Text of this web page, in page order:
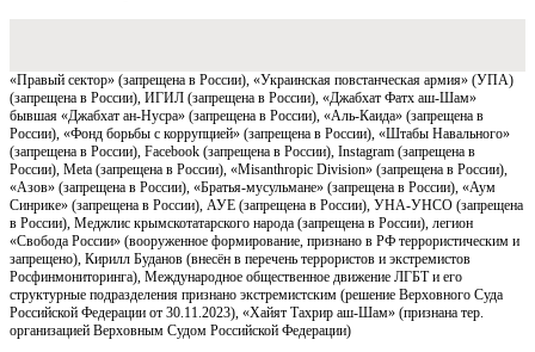
«Правый сектор» (запрещена в России), «Украинская повстанческая армия» (УПА)
(запрещена в России), ИГИЛ (запрещена в России), «Джабхат Фатх аш-Шам»
бывшая «Джабхат ан-Нусра» (запрещена в России), «Аль-Каида» (запрещена в
России), «Фонд борьбы с коррупцией» (запрещена в России), «Штабы Навального»
(запрещена в России), Facebook (запрещена в России), Instagram (запрещена в
России), Meta (запрещена в России), «Misanthropic Division» (запрещена в России),
«Азов» (запрещена в России), «Братья-мусульмане» (запрещена в России), «Аум
Синрике» (запрещена в России), АУЕ (запрещена в России), УНА-УНСО (запрещена
в России), Меджлис крымскотатарского народа (запрещена в России), легион
«Свобода России» (вооруженное формирование, признано в РФ террористическим и
запрещено), Кирилл Буданов (внесён в перечень террористов и экстремистов
Росфинмониторинга), Международное общественное движение ЛГБТ и его
структурные подразделения признано экстремистским (решение Верховного Суда
Российской Федерации от 30.11.2023), «Хайят Тахрир аш-Шам» (признана тер.
организацией Верховным Судом Российской Федерации)